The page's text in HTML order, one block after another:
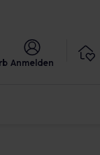
Anmelden